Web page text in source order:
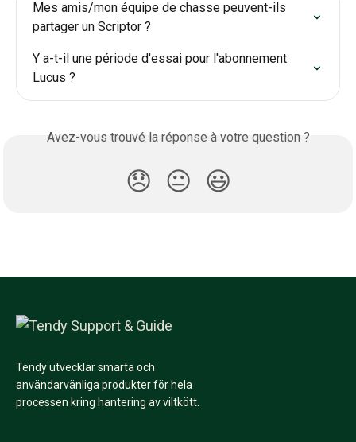
Mes amis/mon équipe de chasse peuvent-ils
partager un Scriptor ?
Y a-t-il une période d'essai pour l'abonnement
Lucus ?
Avez-vous trouvé la réponse à votre question ?
😞 😐 😃
Tendy utvecklar smarta och
användarvänliga produkter för hela
processen kring hantering av viltkött.